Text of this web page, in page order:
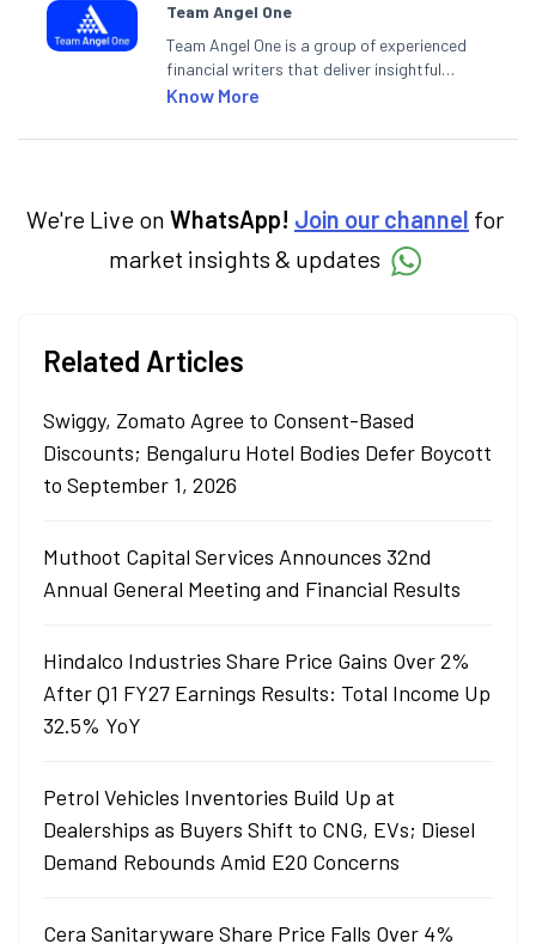
Team Angel One
Team Angel One is a group of experienced
financial writers that deliver insightful
articles on the stock market, IPO, economy,
categories.
Know More
We're Live on WhatsApp! Join our channel for
market insights & updates
Related Articles
Swiggy, Zomato Agree to Consent-Based
Discounts; Bengaluru Hotel Bodies Defer Boycott
to September 1, 2026
Muthoot Capital Services Announces 32nd
Annual General Meeting and Financial Results
Hindalco Industries Share Price Gains Over 2%
After Q1 FY27 Earnings Results: Total Income Up
32.5% YoY
Petrol Vehicles Inventories Build Up at
Dealerships as Buyers Shift to CNG, EVs; Diesel
Demand Rebounds Amid E20 Concerns
Cera Sanitaryware Share Price Falls Over 4%